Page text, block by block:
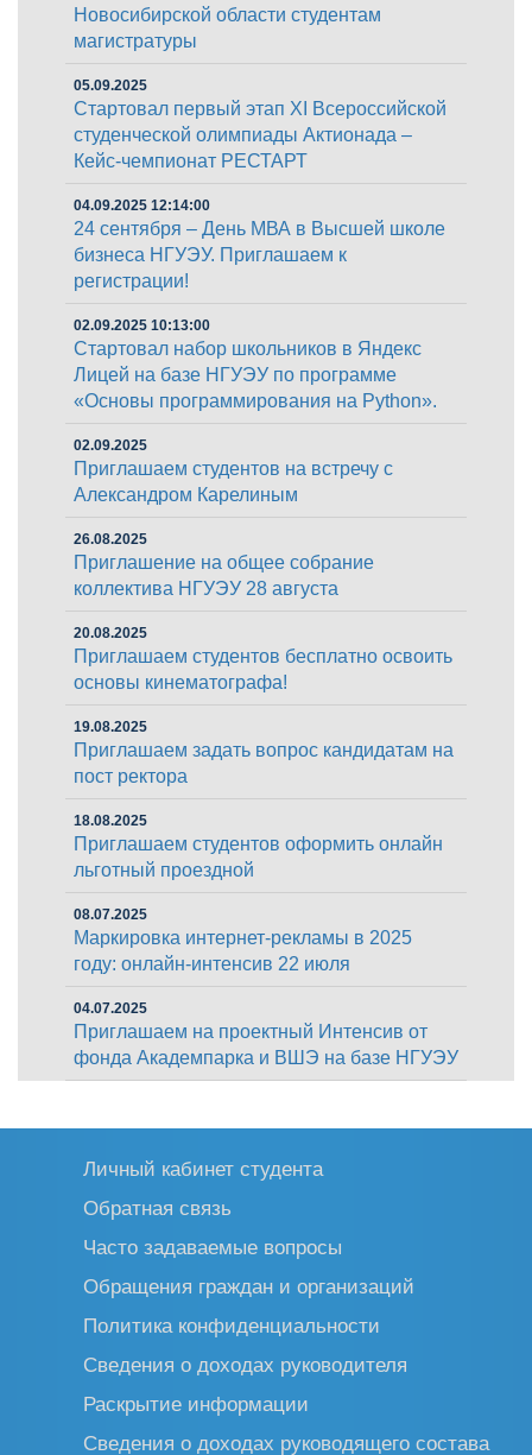
Новосибирской области студентам
магистратуры
05.09.2025
Стартовал первый этап XI Всероссийской
студенческой олимпиады Актионада –
Кейс-чемпионат РЕСТАРТ
04.09.2025 12:14:00
24 сентября – День МВА в Высшей школе
бизнеса НГУЭУ. Приглашаем к
регистрации!
02.09.2025 10:13:00
Стартовал набор школьников в Яндекс
Лицей на базе НГУЭУ по программе
«Основы программирования на Python».
02.09.2025
Приглашаем студентов на встречу с
Александром Карелиным
26.08.2025
Приглашение на общее собрание
коллектива НГУЭУ 28 августа
20.08.2025
Приглашаем студентов бесплатно освоить
основы кинематографа!
19.08.2025
Приглашаем задать вопрос кандидатам на
пост ректора
18.08.2025
Приглашаем студентов оформить онлайн
льготный проездной
08.07.2025
Маркировка интернет-рекламы в 2025
году: онлайн-интенсив 22 июля
04.07.2025
Приглашаем на проектный Интенсив от
фонда Академпарка и ВШЭ на базе НГУЭУ
Личный кабинет студента
Обратная связь
Часто задаваемые вопросы
Обращения граждан и организаций
Политика конфиденциальности
Сведения о доходах руководителя
Раскрытие информации
Сведения о доходах руководящего состава